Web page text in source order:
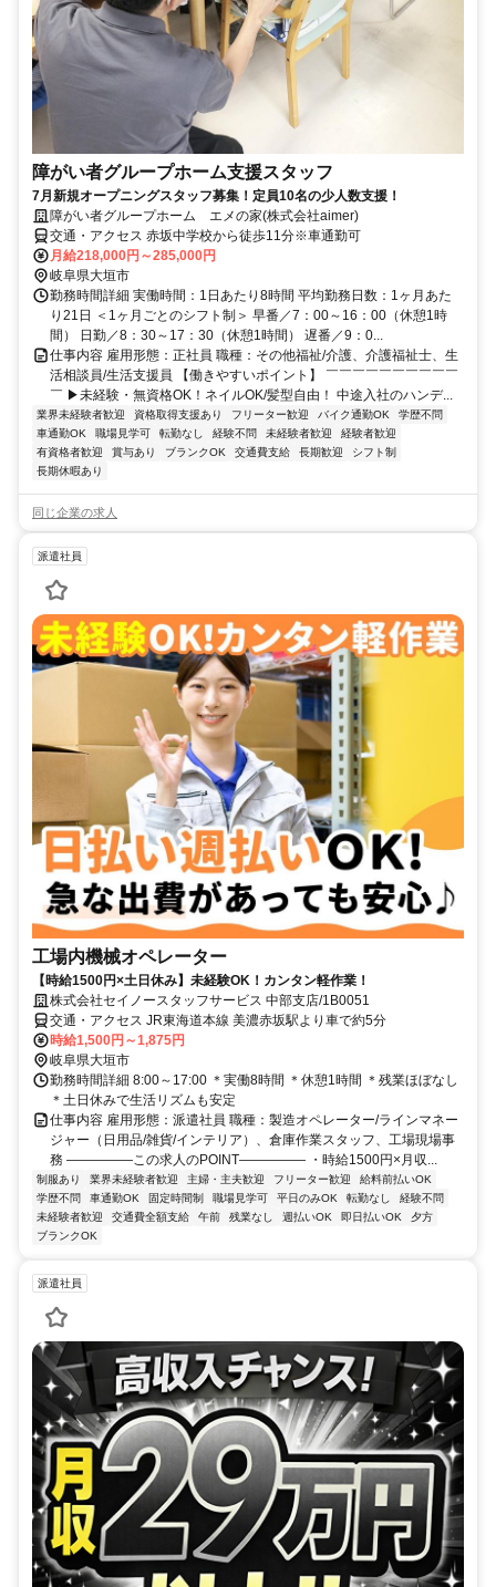
障がい者グループホーム支援スタッフ
7月新規オープニングスタッフ募集！定員10名の少人数支援！
障がい者グループホーム エメの家(株式会社aimer)
交通・アクセス 赤坂中学校から徒歩11分※車通勤可
月給218,000円～285,000円
岐阜県大垣市
勤務時間詳細 実働時間：1日あたり8時間 平均勤務日数：1ヶ月あた
り21日 ＜1ヶ月ごとのシフト制＞ 早番／7：00～16：00（休憩1時
間） 日勤／8：30～17：30（休憩1時間） 遅番／9：0...
仕事内容 雇用形態：正社員 職種：その他福祉/介護、介護福祉士、生
活相談員/生活支援員 【働きやすいポイント】 ￣￣￣￣￣￣￣￣￣￣
￣ ▶未経験・無資格OK！ネイルOK/髪型自由！ 中途入社のハンデ...
業界未経験者歓迎 資格取得支援あり フリーター歓迎 バイク通勤OK
学歴不問
車通勤OK
職場見学可 転勤なし 経験不問 未経験者歓迎
経験者歓迎
有資格者歓迎
賞与あり ブランクOK 交通費支給 長期歓迎
シフト制
長期休暇あり
同じ企業の求人
派遣社員
工場内機械オペレーター
【時給1500円×土日休み】未経験OK！カンタン軽作業！
株式会社セイノースタッフサービス 中部支店/1B0051
交通・アクセス JR東海道本線 美濃赤坂駅より車で約5分
時給1,500円～1,875円
岐阜県大垣市
勤務時間詳細 8:00～17:00 ＊実働8時間 ＊休憩1時間 ＊残業ほぼなし
＊土日休みで生活リズムも安定
仕事内容 雇用形態：派遣社員 職種：製造オペレーター/ラインマネー
ジャー（日用品/雑貨/インテリア）、倉庫作業スタッフ、工場現場事
務 ―――――この求人のPOINT――――― ・時給1500円×月収...
制服あり 業界未経験者歓迎 主婦・主夫歓迎 フリーター歓迎
給料前払いOK
学歴不問
車通勤OK 固定時間制 職場見学可 平日のみOK 転勤なし
経験不問
未経験者歓迎
交通費全額支給 午前 残業なし 週払いOK 即日払いOK
夕方
ブランクOK
派遣社員